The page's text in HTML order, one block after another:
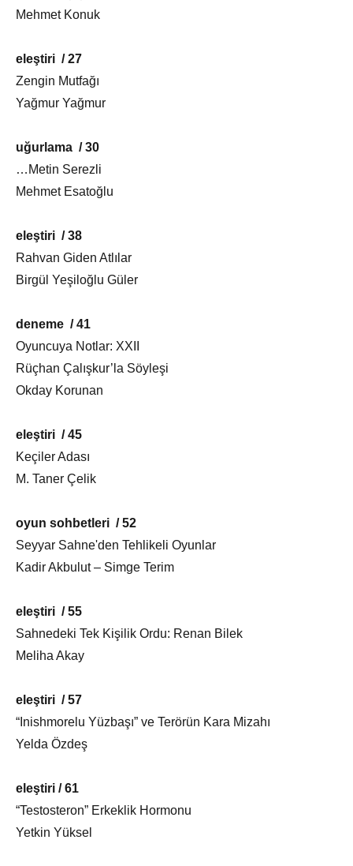
Mehmet Konuk
eleştiri / 27
Zengin Mutfağı
Yağmur Yağmur
uğurlama / 30
…Metin Serezli
Mehmet Esatoğlu
eleştiri / 38
Rahvan Giden Atlılar
Birgül Yeşiloğlu Güler
deneme / 41
Oyuncuya Notlar: XXII
Rüçhan Çalışkur’la Söyleşi
Okday Korunan
eleştiri / 45
Keçiler Adası
M. Taner Çelik
oyun sohbetleri / 52
Seyyar Sahne'den Tehlikeli Oyunlar
Kadir Akbulut – Simge Terim
eleştiri / 55
Sahnedeki Tek Kişilik Ordu: Renan Bilek
Meliha Akay
eleştiri / 57
“Inishmorelu Yüzbaşı” ve Terörün Kara Mizahı
Yelda Özdeş
eleştiri / 61
“Testosteron” Erkeklik Hormonu
Yetkin Yüksel